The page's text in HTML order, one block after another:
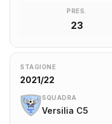
PRES.
23
STAGIONE
2021/22
SQUADRA
Versilia C5